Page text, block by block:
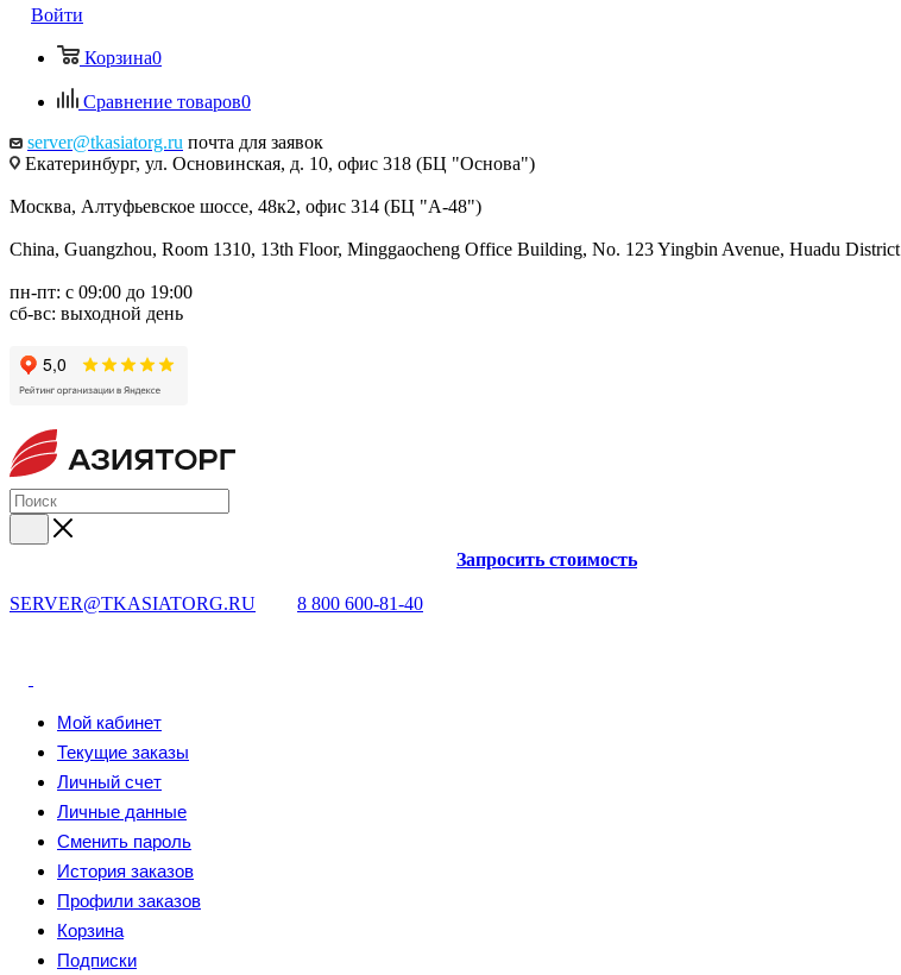
Войти
Корзина0
Сравнение товаров0
server@tkasiatorg.ru почта для заявок
Екатеринбург, ул. Основинская, д. 10, офис 318 (БЦ "Основа")
Москва, Алтуфьевское шоссе, 48к2, офис 314 (БЦ "А-48")
China, Guangzhou, Room 1310, 13th Floor, Minggaocheng Office Building, No. 123 Yingbin Avenue, Huadu District
пн-пт: с 09:00 до 19:00
сб-вс: выходной день
SERVER@TKASIATORG.RU 8 800 600-81-40
Запросить стоимость
Мой кабинет
Текущие заказы
Личный счет
Личные данные
Сменить пароль
История заказов
Профили заказов
Корзина
Подписки